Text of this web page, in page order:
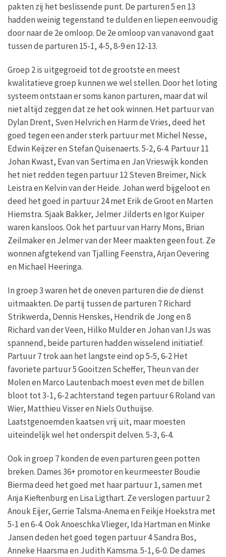
pakten zij het beslissende punt. De parturen 5 en 13
hadden weinig tegenstand te dulden en liepen eenvoudig
door naar de 2e omloop. De 2e omloop van vanavond gaat
tussen de parturen 15-1, 4-5, 8-9 en 12-13.
Groep 2 is uitgegroeid tot de grootste en meest
kwalitatieve groep kunnen we wel stellen. Door het loting
systeem ontstaan er soms kanon parturen, maar dat wil
niet altijd zeggen dat ze het ook winnen. Het partuur van
Dylan Drent, Sven Helvrich en Harm de Vries, deed het
goed tegen een ander sterk partuur met Michel Nesse,
Edwin Keijzer en Stefan Quisenaerts. 5-2, 6-4. Partuur 11
Johan Kwast, Evan van Sertima en Jan Vrieswijk konden
het niet redden tegen partuur 12 Steven Breimer, Nick
Leistra en Kelvin van der Heide. Johan werd bijgeloot en
deed het goed in partuur 24 met Erik de Groot en Marten
Hiemstra. Sjaak Bakker, Jelmer Jilderts en Igor Kuiper
waren kansloos. Ook het partuur van Harry Mons, Brian
Zeilmaker en Jelmer van der Meer maakten geen fout. Ze
wonnen afgtekend van Tjalling Feenstra, Arjan Oevering
en Michael Heeringa.
In groep 3 waren het de oneven parturen die de dienst
uitmaakten. De partij tussen de parturen 7 Richard
Strikwerda, Dennis Henskes, Hendrik de Jong en 8
Richard van der Veen, Hilko Mulder en Johan van IJs was
spannend, beide parturen hadden wisselend initiatief.
Partuur 7 trok aan het langste eind op 5-5, 6-2 Het
favoriete partuur 5 Gooitzen Scheffer, Theun van der
Molen en Marco Lautenbach moest even met de billen
bloot tot 3-1, 6-2 achterstand tegen partuur 6 Roland van
Wier, Matthieu Visser en Niels Outhuijse.
Laatstgenoemden kaatsen vrij uit, maar moesten
uiteindelijk wel het onderspit delven. 5-3, 6-4.
Ook in groep 7 konden de even parturen geen potten
breken. Dames 36+ promotor en keurmeester Boudie
Bierma deed het goed met haar partuur 1, samen met
Anja Kieftenburg en Lisa Ligthart. Ze verslogen partuur 2
Anouk Eijer, Gerrie Talsma-Anema en Feikje Hoekstra met
5-1 en 6-4. Ook Anoeschka Vlieger, Ida Hartman en Minke
Jansen deden het goed tegen partuur 4 Sandra Bos,
Anneke Haarsma en Judith Kamsma. 5-1, 6-0. De dames